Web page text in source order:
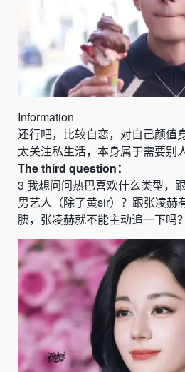
Information
还行吧，比较自恋，对自己颜值
太关注私生活，本身属于需要别
Thethird question：
3 我想问问热巴喜欢什么类型，
男艺人（除了黄sir）？跟张凌赫
腆，张凌赫就不能主动追一下吗？